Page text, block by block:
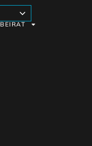
BEIRAT